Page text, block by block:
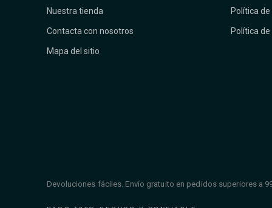
Nuestra tienda
Contacta con nosotros
Mapa del sitio
Política
Política
Devoluciones fáciles. Envío gratuito en pedidos superiores a